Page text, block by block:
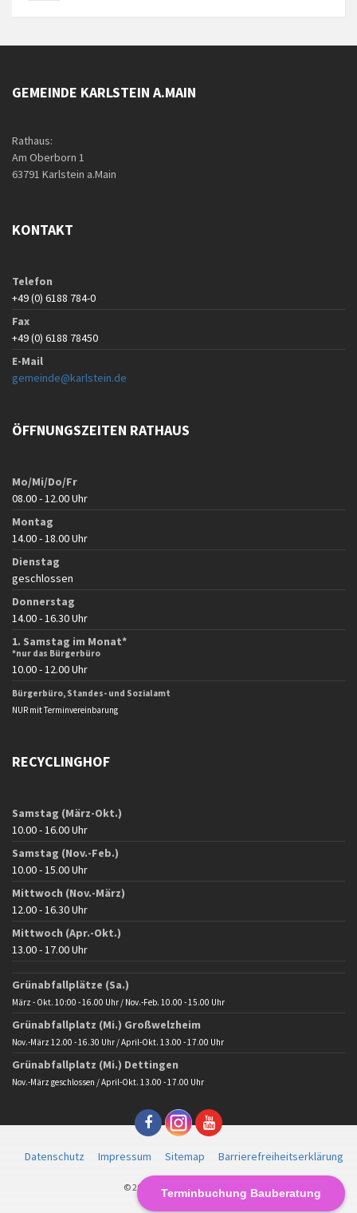
Terminbuchung Bauberatung
GEMEINDE KARLSTEIN A.MAIN
Rathaus:
Am Oberborn 1
63791 Karlstein a.Main
KONTAKT
Telefon
+49 (0) 6188 784-0
Fax
+49 (0) 6188 78450
E-Mail
gemeinde@karlstein.de
ÖFFNUNGSZEITEN RATHAUS
Mo/Mi/Do/Fr
08.00 - 12.00 Uhr
Montag
14.00 - 18.00 Uhr
Dienstag
geschlossen
Donnerstag
14.00 - 16.30 Uhr
1. Samstag im Monat*
*nur das Bürgerbüro
10.00 - 12.00 Uhr
Bürgerbüro, Standes- und Sozialamt
NUR mit Terminvereinbarung
RECYCLINGHOF
Samstag (März-Okt.)
10.00 - 16.00 Uhr
Samstag (Nov.-Feb.)
10.00 - 15.00 Uhr
Mittwoch (Nov.-März)
12.00 - 16.30 Uhr
Mittwoch (Apr.-Okt.)
13.00 - 17.00 Uhr
Grünabfallplätze (Sa.)
März - Okt. 10:00 - 16.00 Uhr / Nov.-Feb. 10.00 - 15.00 Uhr
Grünabfallplatz (Mi.) Großwelzheim
Nov.-März 12.00 - 16.30 Uhr / April-Okt. 13.00 - 17.00 Uhr
Grünabfallplatz (Mi.) Dettingen
Nov.-März geschlossen / April-Okt. 13.00 - 17.00 Uhr
Datenschutz Impressum Sitemap Barrierefreiheitserklärung
© 2025 Gemeinde Karlstein